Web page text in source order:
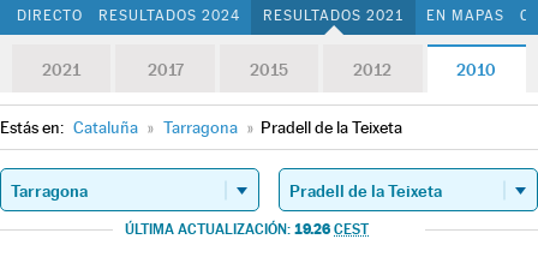
DIRECTO RESULTADOS 2024 RESULTADOS 2021 EN MAPAS
2021 2017 2015 2012 2010
Estás en: Cataluña » Tarragona » Pradell de la Teixeta
ÚLTIMA ACTUALIZACIÓN: 19.26 CEST